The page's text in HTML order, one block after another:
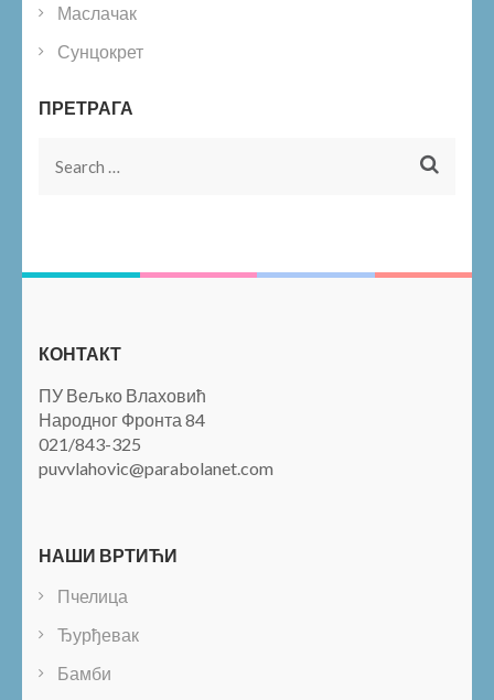
Маслачак
Сунцокрет
ПРЕТРАГА
Search
КОНТАКТ
ПУ Вељко Влаховић
Народног Фронта 84
021/843-325
puvvlahovic@parabolanet.com
НАШИ ВРТИЋИ
Пчелица
Ђурђевак
Бамби